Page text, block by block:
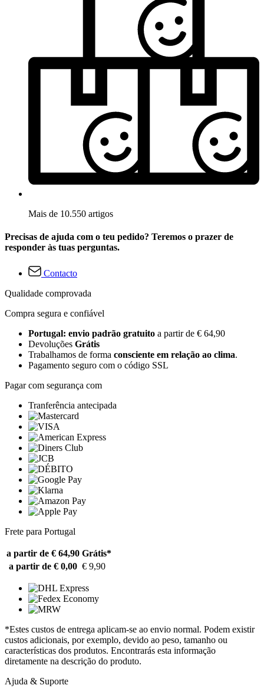
Mais de 10.550 artigos
Precisas de ajuda com o teu pedido? Teremos o prazer de
responder às tuas perguntas.
Contacto
Qualidade comprovada
Compra segura e confiável
Portugal: envio padrão gratuito a partir de € 64,90
Devoluções Grátis
Trabalhamos de forma consciente em relação ao clima.
Pagamento seguro com o código SSL
Pagar com segurança com
Tranferência antecipada
Frete para Portugal
a partir de € 64,90 Grátis*
a partir de € 0,00 € 9,90
*Estes custos de entrega aplicam-se ao envio normal. Podem existir
custos adicionais, por exemplo, devido ao peso, tamanho ou
características dos produtos. Encontrarás esta informação
diretamente na descrição do produto.
Ajuda & Suporte